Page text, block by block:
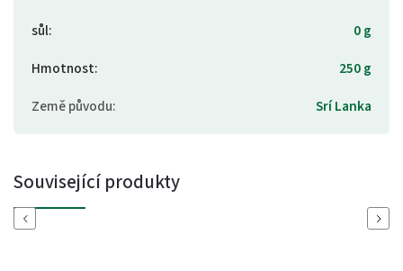
sůl:
0 g
Hmotnost:
250 g
Země původu: Srí Lanka
Související produkty
Previous Next